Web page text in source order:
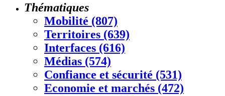
Thématiques
Mobilité (807)
Territoires (639)
Interfaces (616)
Médias (574)
Confiance et sécurité (531)
Economie et marchés (472)